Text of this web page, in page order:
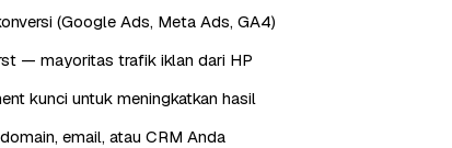
(Google Ads, Meta Ads, GA4)
— mayoritas trafik iklan dari HP
kunci untuk meningkatkan hasil
email, atau CRM Anda